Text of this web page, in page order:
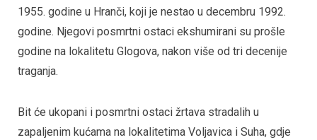
1955. godine u Hranči, koji je nestao u decembru 1992.
godine. Njegovi posmrtni ostaci ekshumirani su prošle
godine na lokalitetu Glogova, nakon više od tri decenije
traganja.
Bit će ukopani i posmrtni ostaci žrtava stradalih u
zapaljenim kućama na lokalitetima Voljavica i Suha, gdje